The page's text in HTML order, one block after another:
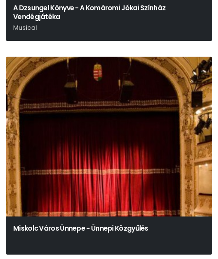
A Dzsungel Könyve - A Komáromi Jókai Színház
Vendégjátéka
Musical
Dés László - Geszti Péter - Békés Pál
Miskolc Város Ünnepe - Ünnepi Közgyűlés